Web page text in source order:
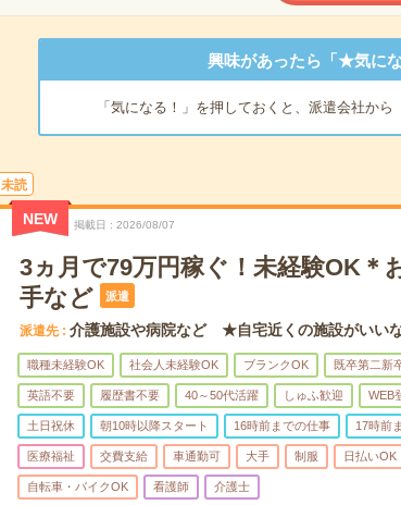
興味があったら「★気に
「気になる！」を押しておくと、派遣会社から
未読
NEW 掲載日 2026/08/07
3ヵ月で79万円稼ぐ！未経験OK＊
手など
派遣
派遣先 介護施設や病院など ★自宅近くの施設がいい
職種未経験OK 社会人未経験OK ブランクOK 既卒第二新
英語不要 履歴書不要 40～50代活躍 しゅふ歓迎 WEB
土日祝休 朝10時以降スタート 16時前までの仕事 17時前
医療福祉 交費支給 車通勤可 大手 制服 日払いOK
自転車・バイクOK 看護師 介護士